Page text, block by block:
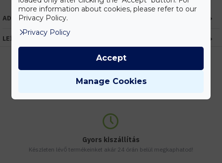
ADATOK
LEÍRÁS
Kedvezmények
Gyors kiszállítás
Készleten lévő termékeinket akár 24 órán belül megkaphatod!
more information about cookies, please refer to our
Privacy Policy.
Privacy Policy
Manage Cookies
Accept